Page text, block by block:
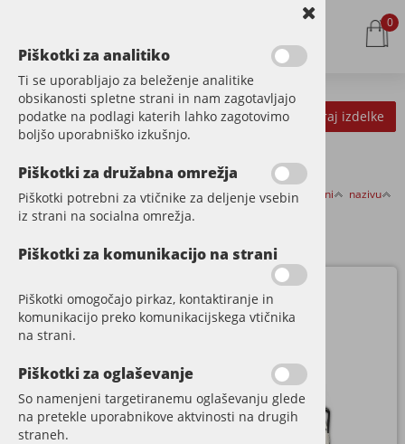
0
Kategorije izdelkov Filtriraj izdelke
Razvrsti po: ceni nazivu
STORITVE
Piškotki za analitiko
Ti se uporabljajo za beleženje analitike
obsikanosti spletne strani in nam zagotavljajo
podatke na podlagi katerih lahko zagotovimo
boljšo uporabniško izkušnjo.
Piškotki za družabna omrežja
Piškotki potrebni za vtičnike za deljenje vsebin
iz strani na socialna omrežja.
Piškotki za komunikacijo na strani
Piškotki omogočajo pirkaz, kontaktiranje in
komunikacijo preko komunikacijskega vtičnika
na strani.
Piškotki za oglaševanje
So namenjeni targetiranemu oglaševanju glede
na pretekle uporabnikove aktvinosti na drugih
straneh.